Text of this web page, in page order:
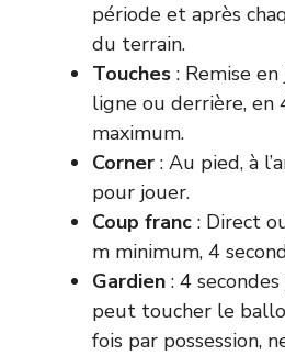
période et après
du terrain.
Touches : Remise
ligne ou derrière, en
maximum.
Corner : Au pied, à
pour jouer.
Coup franc : Direct
m minimum, 4
Gardien : 4
peut toucher le
fois par possession,